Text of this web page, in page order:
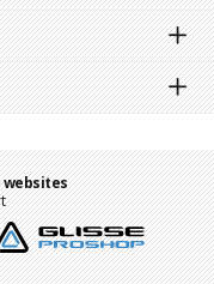
websites